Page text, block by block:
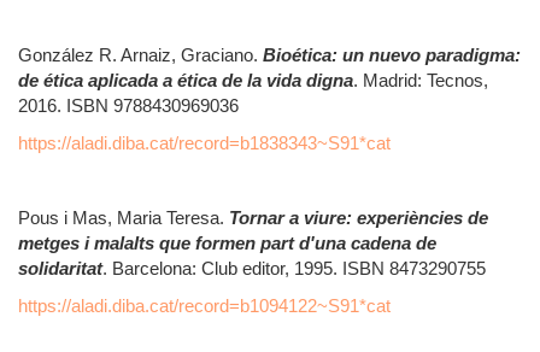
González R. Arnaiz, Graciano. Bioética: un nuevo paradigma:
de ética aplicada a ética de la vida digna. Madrid: Tecnos,
2016. ISBN 9788430969036
https://aladi.diba.cat/record=b1838343~S91*cat
Pous i Mas, Maria Teresa. Tornar a viure: experiències de
metges i malalts que formen part d'una cadena de
solidaritat. Barcelona: Club editor, 1995. ISBN 8473290755
https://aladi.diba.cat/record=b1094122~S91*cat